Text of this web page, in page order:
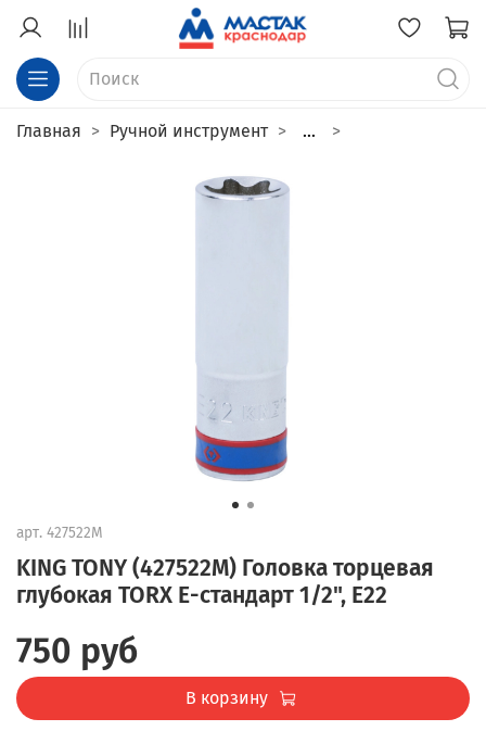
Главная Ручной инструмент ...
арт. 427522M
KING TONY (427522M) Головка торцевая
глубокая TORX Е-стандарт 1/2", E22
750 руб
В корзину